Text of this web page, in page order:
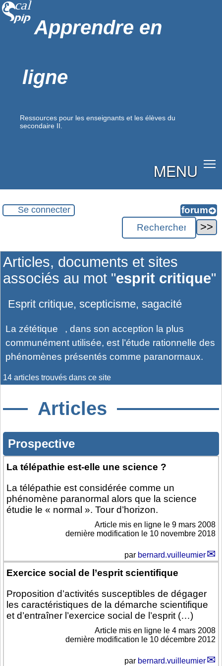
Apprendre en
ligne
Ressources pour les enseignants et les élèves du
secondaire II.
MENU
Se connecter
Articles, documents et sites
associés au mot "esprit critique"
Esprit critique, scepticisme, sagacité
La zététique
, dans son acception la plus
communément utilisée, est l’étude rationnelle des
phénomènes présentés comme paranormaux.
14 articles trouvés dans ce site
Articles
Prospective
La télépathie est-elle une science ?
La télépathie est considérée comme un
phénomène paranormal alors que la science
étudie le « normal ». Tour d’horizon.
Article mis en ligne le 9 mars 2008
dernière modification le 10 novembre 2018
par bernard.vuilleumier
Exercice social de l’esprit scientifique
Proposition d’activités susceptibles de dégager
les caractéristiques de la démarche scientifique
et d’entraîner l’exercice social de l’esprit (…)
Article mis en ligne le 4 mars 2008
dernière modification le 10 décembre 2012
par bernard.vuilleumier